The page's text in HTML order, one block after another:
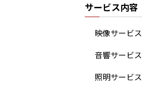
サービス内容
映像サービス
音響サービス
照明サービス